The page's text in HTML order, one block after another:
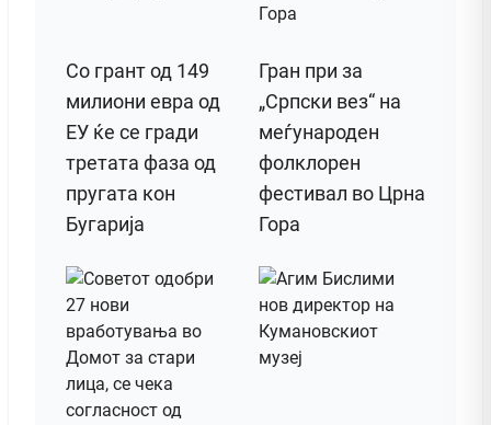
Со грант од 149
милиони евра од
ЕУ ќе се гради
третата фаза од
пругата кон
Бугарија
Гран при за
„Српски вез“ на
меѓународен
фолклорен
фестивал во Црна
Гора